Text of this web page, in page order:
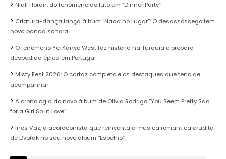
Niall Horan: do fenómeno ao luto em “Dinner Party”
Criatura-dança lança álbum “Nada no Lugar”: O desassossego tem
nova banda sonora
O fenómeno Ye: Kanye West faz história na Turquia e prepara
despedida épica em Portugal
Misty Fest 2026: O cartaz completo e os destaques que tens de
acompanhar
A cronologia do novo álbum de Olivia Rodrigo “You Seem Pretty Sad
for a Girl So in Love”
Inês Vaz, a acordeonista que reinventa a música romântica erudita
de Dvořák no seu novo álbum “Espelho”